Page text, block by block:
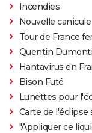
Incendies
Nouvelle canicule
Tour de France
Quentin
Hantavirus en
Bison Futé
Lunettes pour
Carte de l'éclipse
"Appliquer ce